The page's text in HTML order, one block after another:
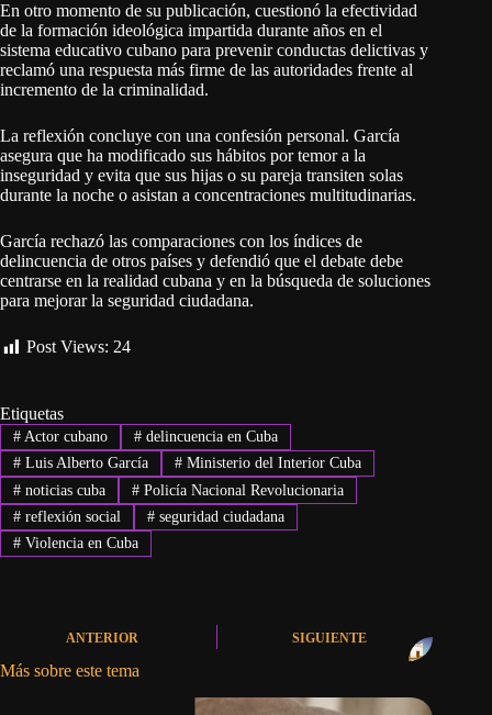
En otro momento de su publicación, cuestionó la efectividad
de la formación ideológica impartida durante años en el
sistema educativo cubano para prevenir conductas delictivas y
reclamó una respuesta más firme de las autoridades frente al
incremento de la criminalidad.
La reflexión concluye con una confesión personal. García
asegura que ha modificado sus hábitos por temor a la
inseguridad y evita que sus hijas o su pareja transiten solas
durante la noche o asistan a concentraciones multitudinarias.
García rechazó las comparaciones con los índices de
delincuencia de otros países y defendió que el debate debe
centrarse en la realidad cubana y en la búsqueda de soluciones
para mejorar la seguridad ciudadana.
Post Views: 24
Etiquetas
#Actor cubano #delincuencia en Cuba
#Luis Alberto García #Ministerio del Interior Cuba
#noticias cuba #Policía Nacional Revolucionaria
#reflexión social #seguridad ciudadana
#Violencia en Cuba
ANTERIOR SIGUIENTE
Más sobre este tema